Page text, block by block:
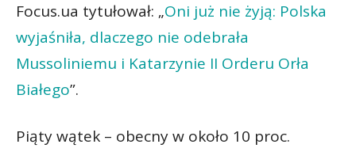
Focus.ua tytułował: „Oni już nie żyją: Polska
wyjaśniła, dlaczego nie odebrała
Mussoliniemu i Katarzynie II Orderu Orła
Białego”.
Piąty wątek – obecny w około 10 proc.